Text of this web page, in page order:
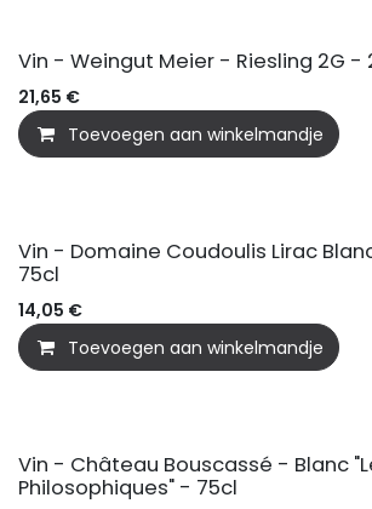
BIO
Vin - Weingut Meier - Riesling 2G -
21,65 €
Toevoegen aan winkelmandje
Vin - Domaine Coudoulis Lirac
75cl
14,05 €
Toevoegen aan winkelmandje
Vin - Château Bouscassé - Blanc
Philosophiques" - 75cl